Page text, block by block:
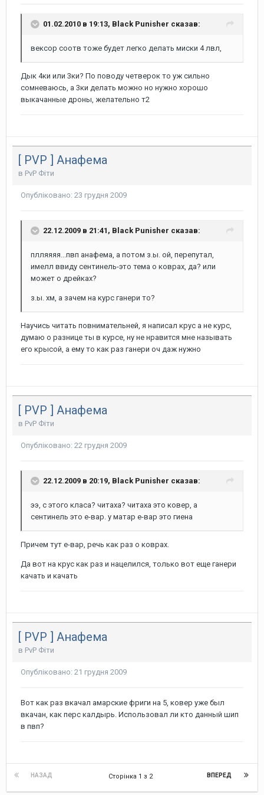
01.02.2010 в 19:13, Black Punisher сказав:
вексор соотв тоже будет легко делать миски 4 лвл,
Дык 4ки или 3ки? По поводу четверок то уж сильно
сомневаюсь, а 3ки делать можно но нужно хорошо
выкачанные дроны, желательно т2
[ PVP ] Анафема
в PvP Фіти
Опубліковано: 23 грудня 2009
22.12.2009 в 21:41, Black Punisher сказав:
плляяяя...пвп анафема, а потом з.ы. ой, перепутал,
имелл ввиду сентинель-это тема о коврах, да? или
может о дрейках?
з.ы. хм, а зачем на курс ганери то?
Научись читать повнимательней, я написал крус а не курс,
думаю о разнице ты в курсе, ну не нравится мне называть
его крысой, а ему то как раз ганери оч даж нужно
[ PVP ] Анафема
в PvP Фіти
Опубліковано: 22 грудня 2009
22.12.2009 в 20:19, Black Punisher сказав:
ээ, с этого класа? читаха? читаха это ковер, а
сентинель это е-вар. у матар е-вар это гиена
Причем тут е-вар, речь как раз о коврах.
Да вот на крус как раз и нацелился, только вот еще ганери
качать и качать
[ PVP ] Анафема
в PvP Фіти
Опубліковано: 21 грудня 2009
Вот как раз вкачал амарские фриги на 5, ковер уже был
вкачан, как перс калдырь. Использовал ли кто данный шип
в пвп?
НАЗАД ВПЕРЕД
Сторінка 1 з 2